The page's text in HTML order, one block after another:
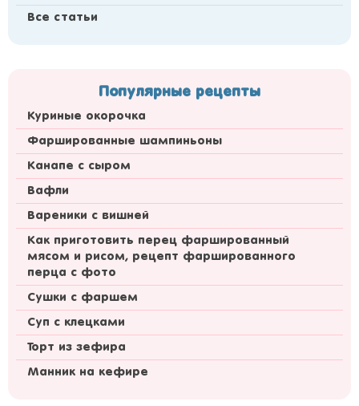
Все статьи
Популярные рецепты
Куриные окорочка
Фаршированные шампиньоны
Канапе с сыром
Вафли
Вареники с вишней
Как приготовить перец фаршированный
мясом и рисом, рецепт фаршированного
перца с фото
Сушки с фаршем
Суп с клецками
Торт из зефира
Манник на кефире